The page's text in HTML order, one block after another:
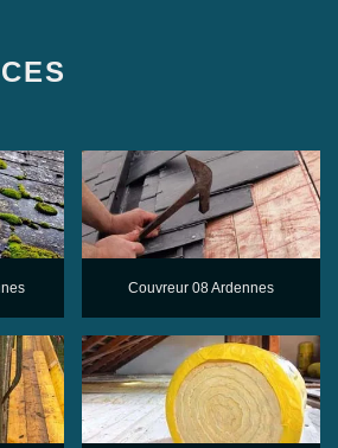
Couvreur 08 Ardennes